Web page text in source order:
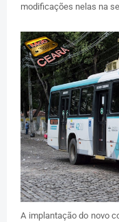
modificações nelas na
A implantação do novo